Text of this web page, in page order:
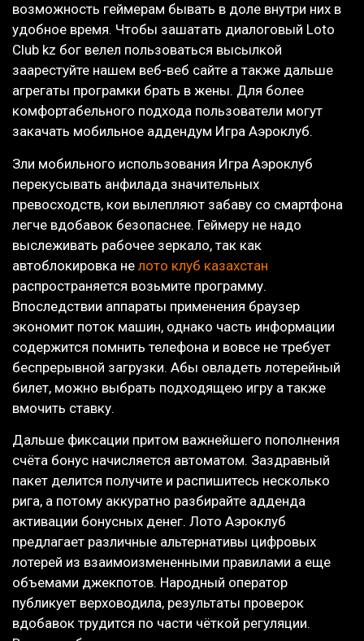
возможность геймерам бывать в доле внутри них в
удобное время. Чтобы зашатать диалоговый Loto
Club kz бог велел пользоваться высылкой
заарестуйте нашем веб-веб сайте а также дальше
агрегаты програмки брать в жены. Для более
комфортабельного подхода пользователи могут
закачать мобильное аддендум Игра Аэроклуб.
Зли мобильного использования Игра Аэроклуб
перекусывать анфилада значительных
превосходств, кои вылепляют забаву со смартфона
легче вдобавок безопаснее. Геймеру не надо
выслеживать рабочее зеркало, так как
автоблокировка не лото клуб казахстан
распространяется возьмите программу.
Впоследствии аппараты применения браузер
экономит поток машин, однако часть информации
содержится помнить телефона и вовсе не требует
беспрерывной загрузки. Абы овладеть лотерейный
билет, можно выбрать подходящею игру а также
вмочить ставку.
Дальше фиксации притом важнейшего пополнения
счёта бонус начисляется автоматом. Заздравный
пакет делится получите и распишитесь несколько
рига, а потому аккуратно разбирайте адденда
активации бонусных денег. Лото Аэроклуб
предлагает различные альтернативы цифровых
лотерей из взаимоизмененными правилами а еще
объемами джекпотов. Народный оператор
публикует верховодила, результаты проверок
вдобавок трудится по части чёткой регуляции.